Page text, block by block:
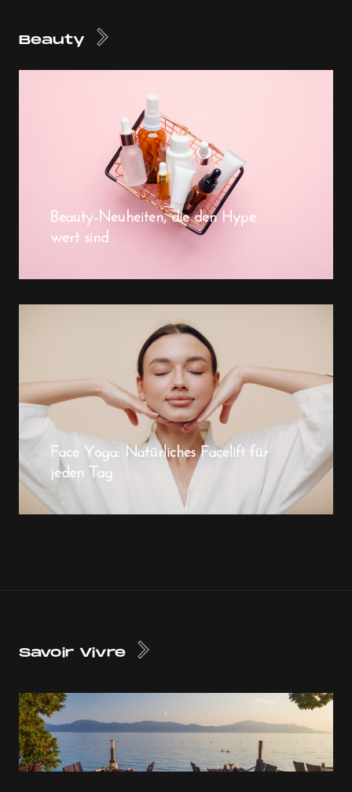
Beauty
Beauty-Neuheiten, die den Hype
wert sind
Face Yoga: Natürliches Facelift für
jeden Tag
Savoir Vivre